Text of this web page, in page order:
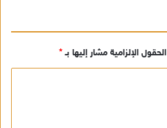
الحقول الإلزامية مشار إليها بـ*